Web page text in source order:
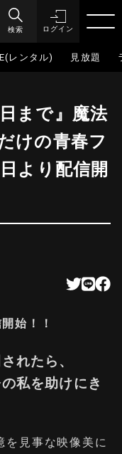
検索 ログイン
レンタル) 見放題
まで』魔法
けの青春フ
より配信開
始！！
れたら、
私を助けにき
を見事な映像美に